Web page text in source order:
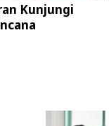
Kunjungi